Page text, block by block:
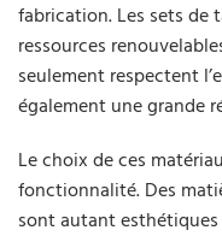
fabrication. Les sets de
ressources
seulement respectent
également une grande
Le choix de ces
fonctionnalité. Des
sont autant